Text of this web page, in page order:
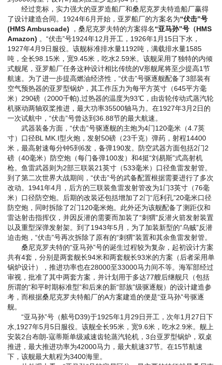
经过竞标，实力强大的亚罗造船厂和桑尼克罗夫特造船厂赢得
了设计建造合同。1924年6月开始，亚罗船厂的方案名为“伏击”号
(HMS Ambuscade) ，桑尼克罗夫特的方案得名“亚马孙”号（HMS
Amazon) 。“伏击”号1924年12月开工，1926年1月15日下水，
1927年4月9日服役。该舰标准排水量1192吨，满载排水量1585
吨，全长98.15米，宽9.45米，吃水2.59米。该舰采用了独特的内倾
式舰尾，亚罗船厂任务这种设计相比传统的V形舰尾将至少提高1节
航速。为了进一步提高燃油经济性，“伏击”号驱逐舰配备了3部装有
空气预热器的亚罗型锅炉，其工作压力为每平方英寸（645平方毫
米）290磅（2000千帕),过热器的温度为93℃，由齿轮传动式蒸汽轮
机驱动两轴双桨推进，最大功率35500轴马力。在1927年3月2日的
一次试航中，“伏击”号曾达到36.88节的最大航速。
武器装备方面，“伏击”号驱逐舰的主炮为4门120毫米（4.7英
寸）口径BL MK.I型火炮，发射50磅（23千克）弹药，射程14400
米，最高射速每分钟5到6发，备弹190发。防空武器方面包括2门2
磅（40毫米）防空炮（每门备弹100发）和4挺“刘易斯”式高射机
枪。鱼雷武器则为2部三联装21英寸（533毫米）口径鱼雷发射管。
到了第二次世界大战期间，“伏击”号的武备配置根据需要进行了多次
改动。1941年4月，后方的三联装鱼雷发射管改为1门3英寸（76毫
米）口径防空炮。后期的改装还包括增加了2门“厄利孔”20毫米口径
防空炮，同时拆除了2门120毫米炮。此外还为该舰配备了测距仪和
雷达射击指挥仪，并因反潜的需要而加装了“刺猬”反潜火箭发射装置
以及重型深弹发射架。到了1943年5月，为了加装新型的“乌贼”反潜
迫击炮，“伏击”号再次拆除了原有的“刺猬”装置和其余鱼雷发射管。
桑尼克罗夫特的“亚马孙”号的诞生过程较为复杂，起初设计方案
共有4套，分别是两套舰长94米和两套舰长93米的方案（后者采用单
锅炉设计），推进功率也在28000至33000马力间不等。海军部经过
审视，批准了其中两套方案，并计划用于多达77艘后继舰只（包括
所谓的“和平时期标准型”和后来的新“部族”级驱逐舰）的设计建造参
考，而根据桑尼克罗夫特船厂的A方案建造的便是“亚马孙”号驱逐
舰。
“亚马孙”号（舷号D39)于1925年1月29日开工，次年1月27日下
水,1927年5月5日服役。该舰全长95米，宽9.6米，吃水2.9米。舰上
安装2台布朗-寇蒂斯单级减速齿轮蒸汽轮机，3台亚罗型锅炉，双桌
推进，最大推进功率为42000马力，最大航速37节。在15节航速
下，该舰最大航程为3400海里。